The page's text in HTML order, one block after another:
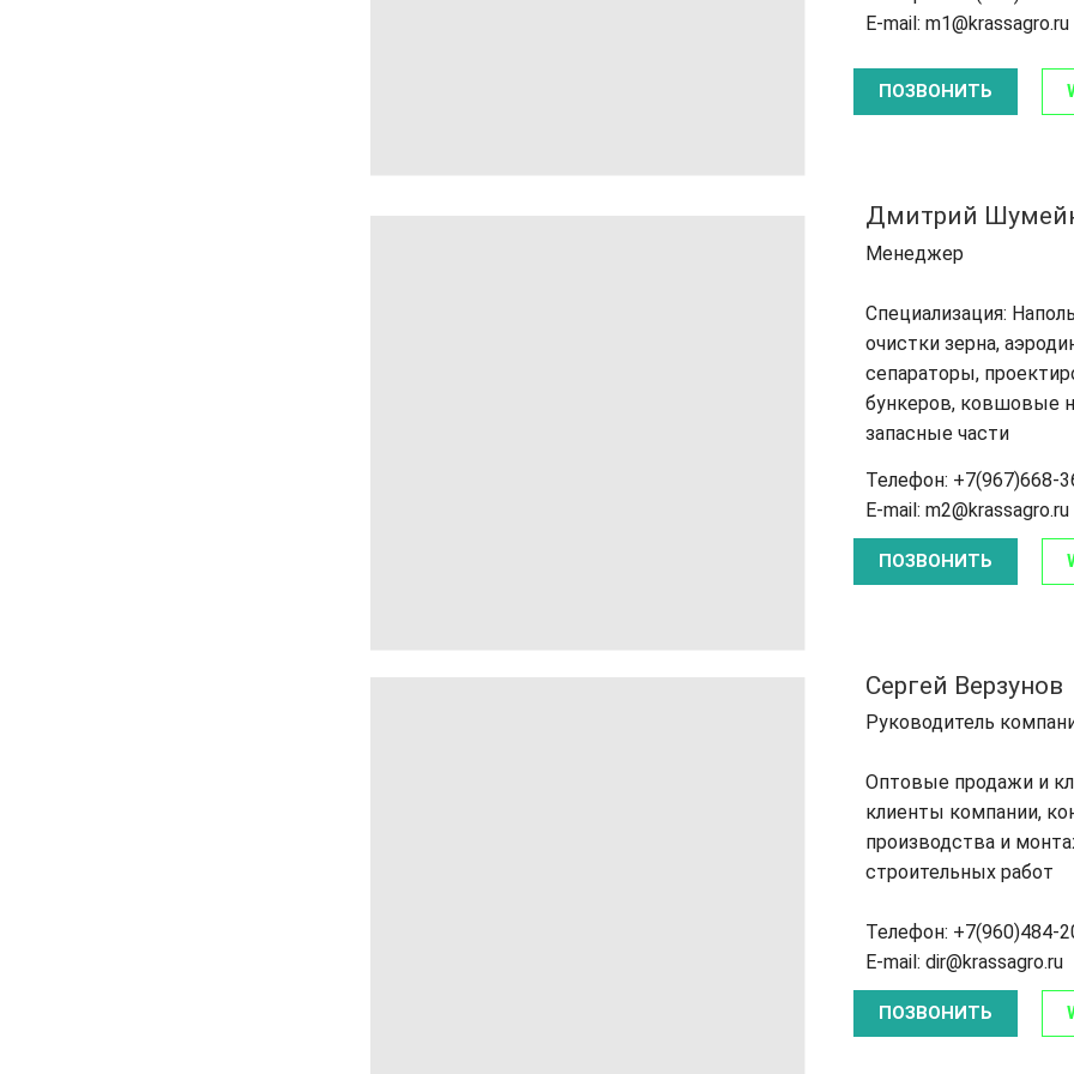
E-mail: m1@krassagro.ru
ПОЗВОНИТЬ
Дмитрий
Менеджер
Специализация:
очистки зерна,
сепараторы,
бункеров, ковшовые
запасные части
Телефон: +7(967)668-
E-mail: m2@krassagro.ru
ПОЗВОНИТЬ
Сергей Верзунов
Руководитель
Оптовые продажи и
клиенты компании,
производства и
строительных работ
Телефон: +7(960)484-
E-mail: dir@krassagro.ru
ПОЗВОНИТЬ